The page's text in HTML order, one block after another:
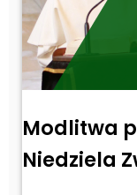
Modlitwa
Niedziela